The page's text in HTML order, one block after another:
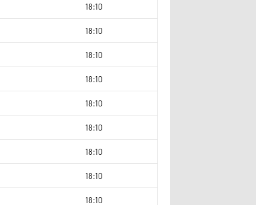
18:10
18:10
18:10
18:10
18:10
18:10
18:10
18:10
18:10